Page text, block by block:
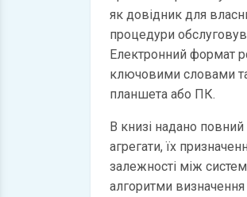
як довідник для
процедури
Електронний формат
ключовими словами
планшета або ПК.
В книзі надано повний
агрегати, їх
залежності між
алгоритми